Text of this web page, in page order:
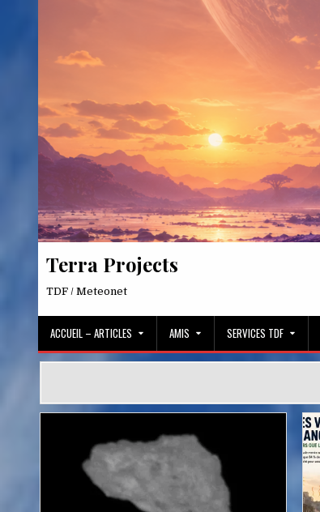
Terra Projects
TDF / Meteonet
ACCUEIL – ARTICLES AMIS SERVICES TDF
Posted